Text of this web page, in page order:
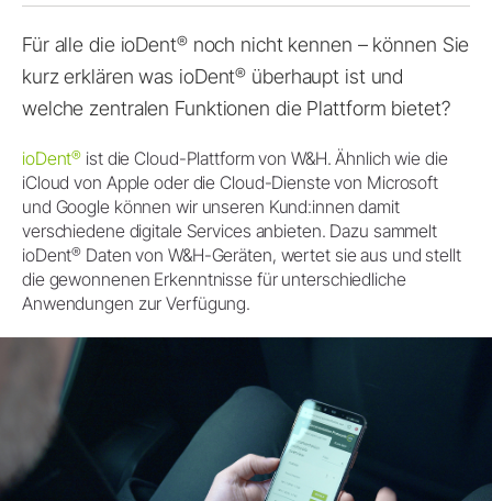
Für alle die ioDent®noch nicht kennen – können Sie
kurz erklären was ioDent® überhaupt ist und
welche zentralen Funktionen die Plattform bietet?
ioDent® ist die Cloud-Plattform von W&H. Ähnlich wie die
iCloud von Apple oder die Cloud-Dienste von Microsoft
und Google können wir unseren Kund:innen damit
verschiedene digitale Services anbieten. Dazu sammelt
ioDent® Daten von W&H-Geräten, wertet sie aus und stellt
die gewonnenen Erkenntnisse für unterschiedliche
Anwendungen zur Verfügung.